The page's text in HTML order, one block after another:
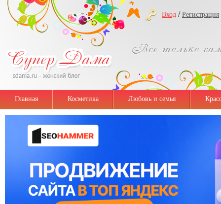
Вход / Регистрация
Главная Косметика Любовь и семья